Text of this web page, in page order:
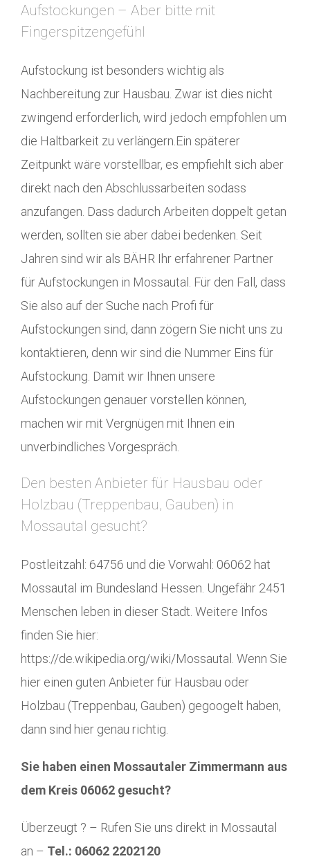
Aufstockungen – Aber bitte mit
Fingerspitzengefühl
Aufstockung ist besonders wichtig als
Nachbereitung zur Hausbau. Zwar ist dies nicht
zwingend erforderlich, wird jedoch empfohlen um
die Haltbarkeit zu verlängern.Ein späterer
Zeitpunkt wäre vorstellbar, es empfiehlt sich aber
direkt nach den Abschlussarbeiten sodass
anzufangen. Dass dadurch Arbeiten doppelt getan
werden, sollten sie aber dabei bedenken. Seit
Jahren sind wir als BÄHR Ihr erfahrener Partner
für Aufstockungen in Mossautal. Für den Fall, dass
Sie also auf der Suche nach Profi für
Aufstockungen sind, dann zögern Sie nicht uns zu
kontaktieren, denn wir sind die Nummer Eins für
Aufstockung. Damit wir Ihnen unsere
Aufstockungen genauer vorstellen können,
machen wir mit Vergnügen mit Ihnen ein
unverbindliches Vorgespräch.
Den besten Anbieter für Hausbau oder
Holzbau (Treppenbau, Gauben) in
Mossautal gesucht?
Postleitzahl: 64756 und die Vorwahl: 06062 hat
Mossautal im Bundesland Hessen. Ungefähr 2451
Menschen leben in dieser Stadt. Weitere Infos
finden Sie hier:
https://de.wikipedia.org/wiki/Mossautal. Wenn Sie
hier einen guten Anbieter für Hausbau oder
Holzbau (Treppenbau, Gauben) gegoogelt haben,
dann sind hier genau richtig.
Sie haben einen Mossautaler Zimmermann aus
dem Kreis 06062 gesucht?
Überzeugt ? – Rufen Sie uns direkt in Mossautal
an – Tel.: 06062 2202120